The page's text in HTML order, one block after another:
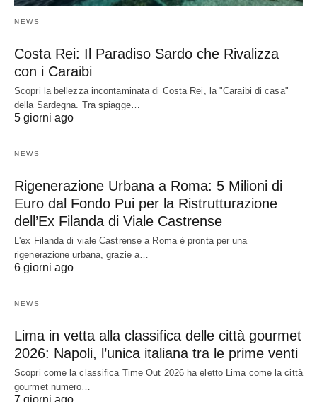
NEWS
Costa Rei: Il Paradiso Sardo che Rivalizza
con i Caraibi
Scopri la bellezza incontaminata di Costa Rei, la "Caraibi di casa"
della Sardegna. Tra spiagge…
5 giorni ago
NEWS
Rigenerazione Urbana a Roma: 5 Milioni di
Euro dal Fondo Pui per la Ristrutturazione
dell’Ex Filanda di Viale Castrense
L'ex Filanda di viale Castrense a Roma è pronta per una
rigenerazione urbana, grazie a…
6 giorni ago
NEWS
Lima in vetta alla classifica delle città gourmet
2026: Napoli, l’unica italiana tra le prime venti
Scopri come la classifica Time Out 2026 ha eletto Lima come la città
gourmet numero…